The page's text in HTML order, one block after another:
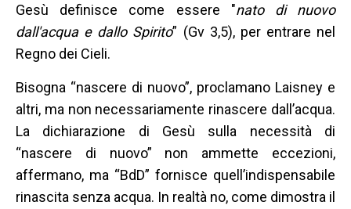
Gesù definisce come essere "nato di nuovo
dall'acqua e dallo Spirito” (Gv 3,5), per entrare nel
Regno dei Cieli.
Bisogna “nascere di nuovo”, proclamano Laisney e
altri, ma non necessariamente rinascere dall’acqua.
La dichiarazione di Gesù sulla necessità di
“nascere di nuovo” non ammette eccezioni,
affermano, ma “BdD” fornisce quell’indispensabile
rinascita senza acqua. In realtà no, come dimostra il